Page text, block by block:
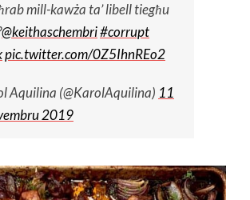
mill-kawża ta’ libell tiegħu
@keithaschembri#corrupt
pic.twitter.com/0Z5IhnREo2
Aquilina (@KarolAquilina) 11
2019